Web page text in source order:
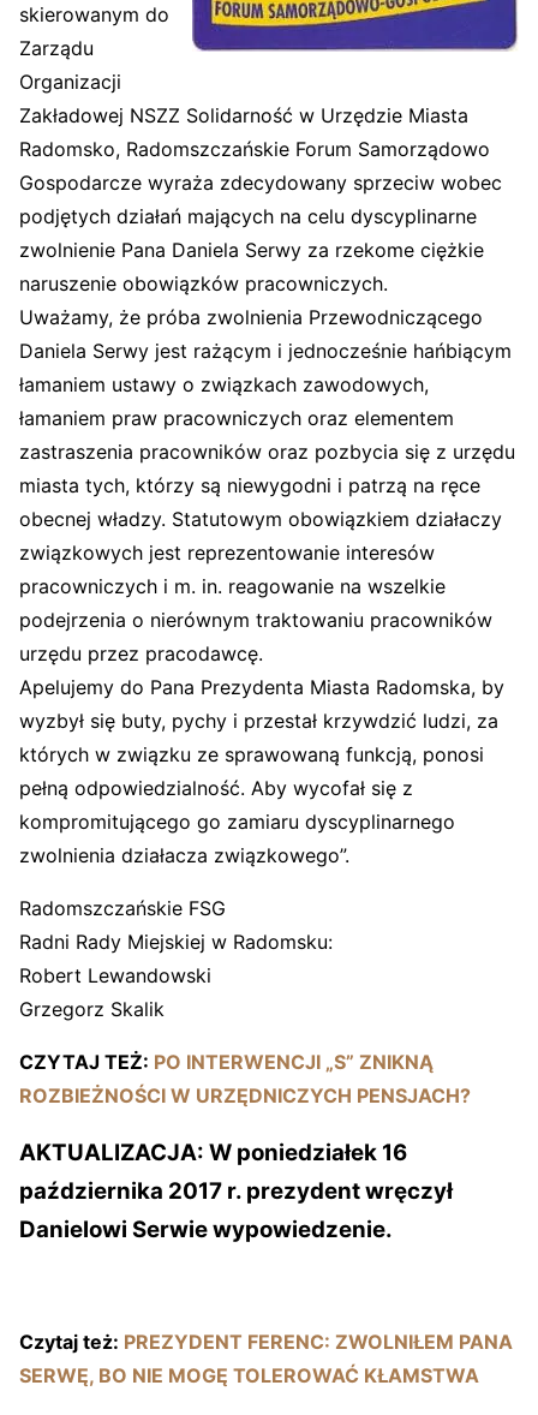
skierowanym do
Zarządu
Organizacji
Zakładowej NSZZ Solidarność w Urzędzie Miasta
Radomsko, Radomszczańskie Forum Samorządowo
Gospodarcze wyraża zdecydowany sprzeciw wobec
podjętych działań mających na celu dyscyplinarne
zwolnienie Pana Daniela Serwy za rzekome ciężkie
naruszenie obowiązków pracowniczych.
Uważamy, że próba zwolnienia Przewodniczącego
Daniela Serwy jest rażącym i jednocześnie hańbiącym
łamaniem ustawy o związkach zawodowych,
łamaniem praw pracowniczych oraz elementem
zastraszenia pracowników oraz pozbycia się z urzędu
miasta tych, którzy są niewygodni i patrzą na ręce
obecnej władzy. Statutowym obowiązkiem działaczy
związkowych jest reprezentowanie interesów
pracowniczych i m. in. reagowanie na wszelkie
podejrzenia o nierównym traktowaniu pracowników
urzędu przez pracodawcę.
Apelujemy do Pana Prezydenta Miasta Radomska, by
wyzbył się buty, pychy i przestał krzywdzić ludzi, za
których w związku ze sprawowaną funkcją, ponosi
pełną odpowiedzialność. Aby wycofał się z
kompromitującego go zamiaru dyscyplinarnego
zwolnienia działacza związkowego”.
Radomszczańskie FSG
Radni Rady Miejskiej w Radomsku:
Robert Lewandowski
Grzegorz Skalik
CZYTAJ TEŻ: PO INTERWENCJI „S” ZNIKNĄ
ROZBIEŻNOŚCI W URZĘDNICZYCH PENSJACH?
AKTUALIZACJA: W poniedziałek 16
października 2017 r. prezydent wręczył
Danielowi Serwie wypowiedzenie.
Czytaj też: PREZYDENT FERENC: ZWOLNIŁEM PANA
SERWĘ, BO NIE MOGĘ TOLEROWAĆ KŁAMSTWA